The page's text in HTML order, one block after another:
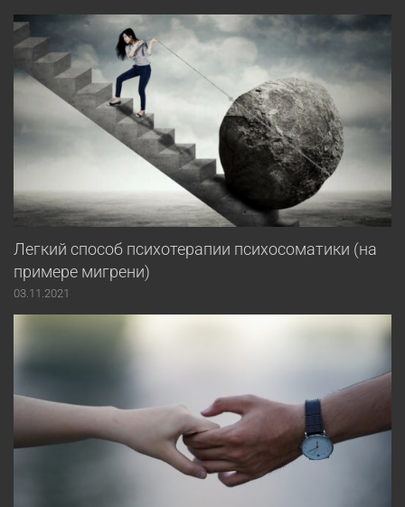
Легкий способ психотерапии психосоматики (на
примере мигрени)
03.11.2021